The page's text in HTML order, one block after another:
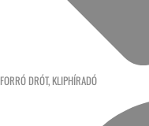
FORRÓ DRÓT, KLIPHÍRADÓ